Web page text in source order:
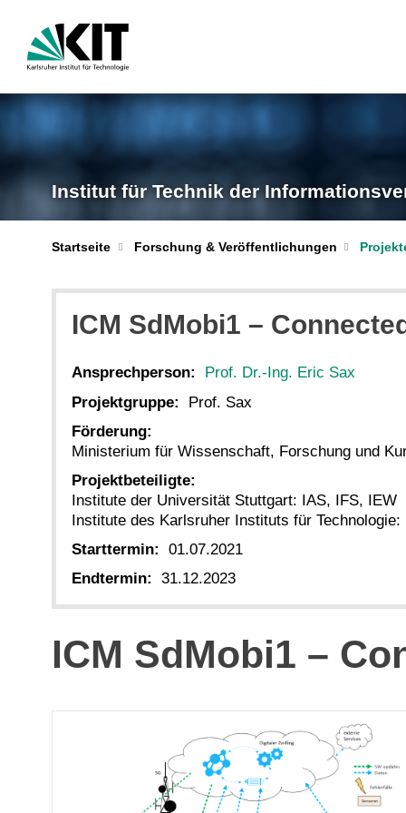
Institut für Technik der
Startseite Forschung & Veröffentlichungen
ICM SdMobi1 –
Ansprechperson:
Prof. Dr.-Ing. Eric Sax
Projektgruppe:
Prof. Sax
Förderung:
Ministerium für Wissenschaft, Forschung und
Projektbeteiligte:
Institute der Universität Stuttgart: IAS, IFS, IEW
Institute des Karlsruher Instituts für Technologie:
Starttermin:
01.07.2021
Endtermin:
31.12.2023
ICM SdMobi1 –